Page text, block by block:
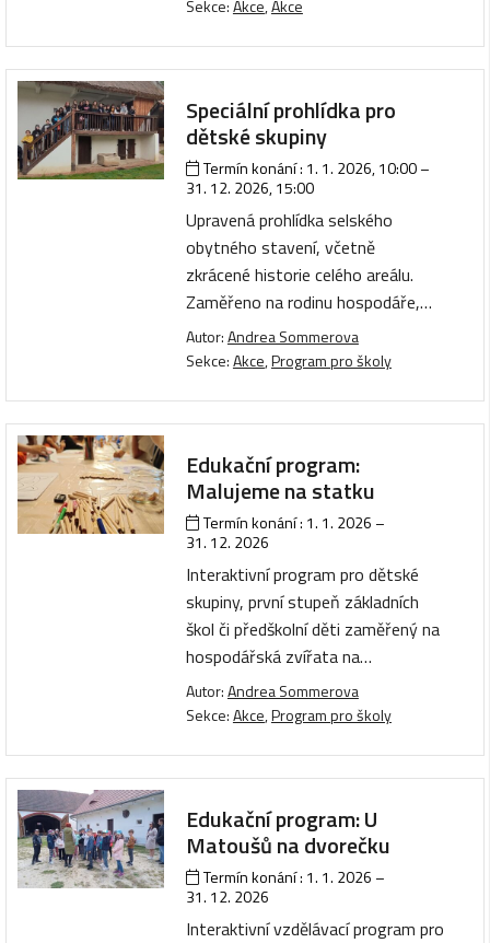
Sekce:Akce,Akce
Speciální prohlídka pro
dětské skupiny
Termín konání : 1. 1. 2026, 10:00–
31. 12. 2026, 15:00
Upravená prohlídka selského
obytného stavení, včetně
zkrácené historie celého areálu.
Zaměřeno na rodinu hospodáře,…
Autor:Andrea Sommerova
Sekce:Akce,Program pro školy
Edukační program:
Malujeme na statku
Termín konání : 1. 1. 2026 –
31. 12. 2026
Interaktivní program pro dětské
skupiny, první stupeň základních
škol či předškolní děti zaměřený na
hospodářská zvířata na…
Autor:Andrea Sommerova
Sekce:Akce,Program pro školy
Edukační program: U
Matoušů na dvorečku
Termín konání : 1. 1. 2026 –
31. 12. 2026
Interaktivní vzdělávací program pro